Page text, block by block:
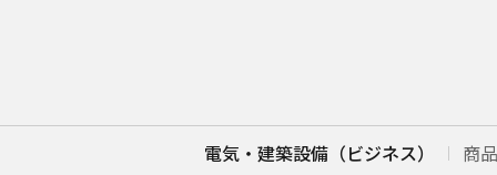
電気・建築設備（ビジネス） 商